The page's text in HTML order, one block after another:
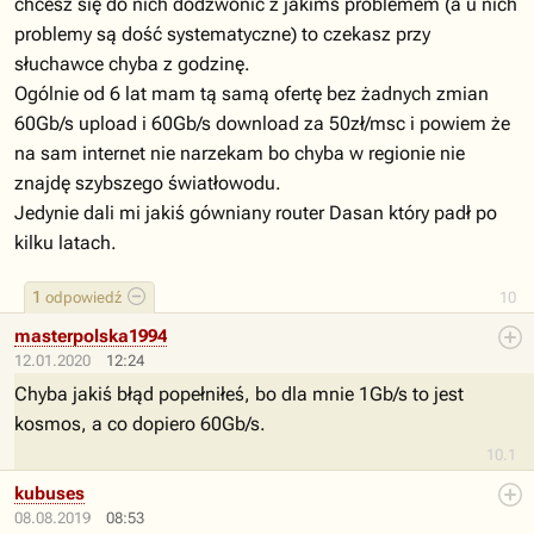
10
1 odpowiedź
problemy są dość systematyczne) to czekasz przy
słuchawce chyba z godzinę.
Ogólnie od 6 lat mam tą samą ofertę bez żadnych zmian
60Gb/s upload i 60Gb/s download za 50zł/msc i powiem że
na sam internet nie narzekam bo chyba w regionie nie
znajdę szybszego światłowodu.
Jedynie dali mi jakiś gówniany router Dasan który padł po
kilku latach.
12.01.2020 12:24
10.1
masterpolska1994
Chyba jakiś błąd popełniłeś, bo dla mnie 1Gb/s to jest
kosmos, a co dopiero 60Gb/s.
08.08.2019 08:53
kubuses